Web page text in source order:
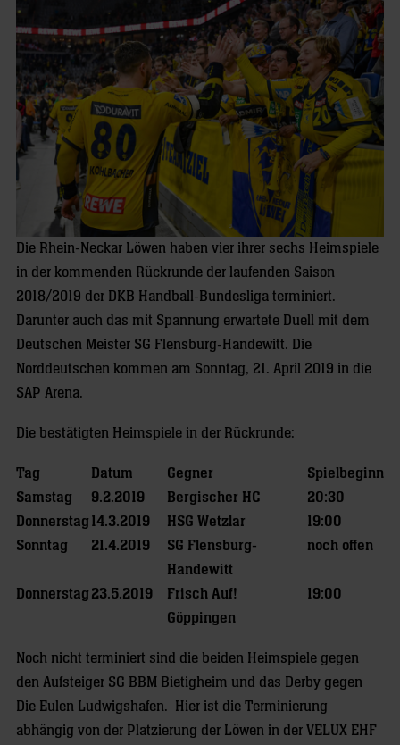
Die Rhein-Neckar Löwen haben vier ihrer sechs Heimspiele
in der kommenden Rückrunde der laufenden Saison
2018/2019 der DKB Handball-Bundesliga terminiert.
Darunter auch das mit Spannung erwartete Duell mit dem
Deutschen Meister SG Flensburg-Handewitt. Die
Norddeutschen kommen am Sonntag, 21. April 2019 in die
SAP Arena.
Die bestätigten Heimspiele in der Rückrunde:
Tag Datum Gegner
Spielbeginn
Samstag
9.2.2019 Bergischer HC
20:30
Donnerstag 14.3.2019 HSG Wetzlar
19:00
Sonntag
21.4.2019
SG Flensburg-
Handewitt
noch offen
Donnerstag 23.5.2019
Frisch Auf!
Göppingen
19:00
Noch nicht terminiert sind die beiden Heimspiele gegen
den Aufsteiger SG BBM Bietigheim und das Derby gegen
Die Eulen Ludwigshafen. Hier ist die Terminierung
abhängig von der Platzierung der Löwen in der VELUX EHF